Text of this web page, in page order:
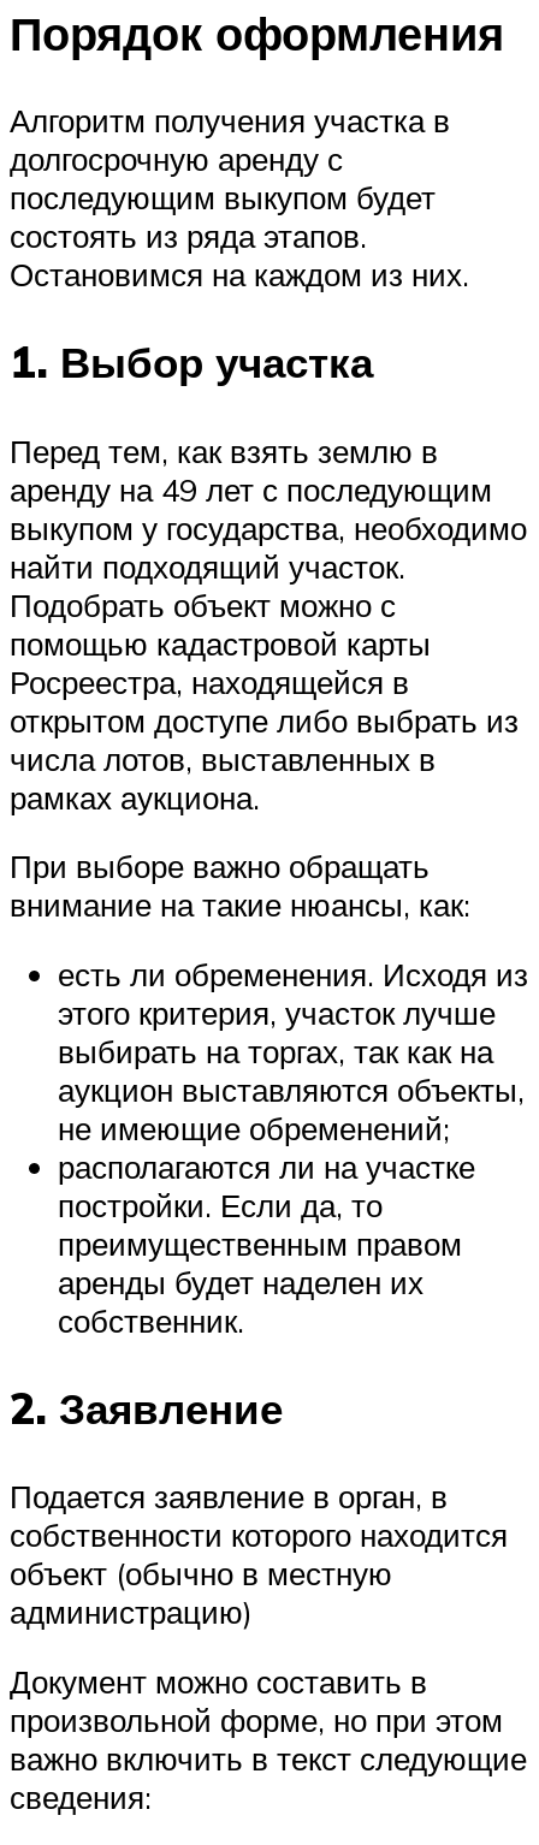
Порядок оформления
Алгоритм получения участка в
долгосрочную аренду с
последующим выкупом будет
состоять из ряда этапов.
Остановимся на каждом из них.
1. Выбор участка
Перед тем, как взять землю в
аренду на 49 лет с последующим
выкупом у государства, необходимо
найти подходящий участок.
Подобрать объект можно с
помощью кадастровой карты
Росреестра, находящейся в
открытом доступе либо выбрать из
числа лотов, выставленных в
рамках аукциона.
При выборе важно обращать
внимание на такие нюансы, как:
есть ли обременения. Исходя из
этого критерия, участок лучше
выбирать на торгах, так как на
аукцион выставляются объекты,
не имеющие обременений;
располагаются ли на участке
постройки. Если да, то
преимущественным правом
аренды будет наделен их
собственник.
2. Заявление
Подается заявление в орган, в
собственности которого находится
объект (обычно в местную
администрацию)
Документ можно составить в
произвольной форме, но при этом
важно включить в текст следующие
сведения: